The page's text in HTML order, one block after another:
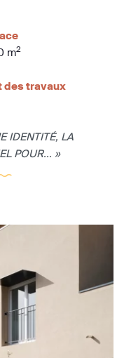
m2
des travaux
IDENTITÉ, LA
POUR... »